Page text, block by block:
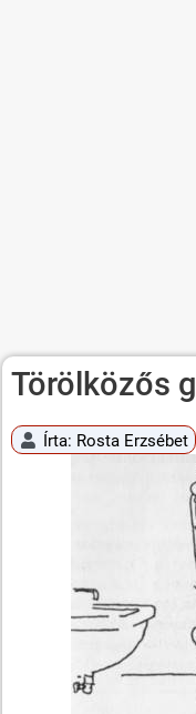
Törölközős
Írta: Rosta Erzsébet